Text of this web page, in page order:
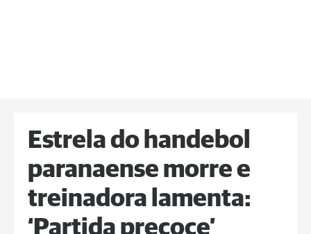
Estrela do handebol
paranaense morre e
treinadora lamenta:
‘Partida precoce’